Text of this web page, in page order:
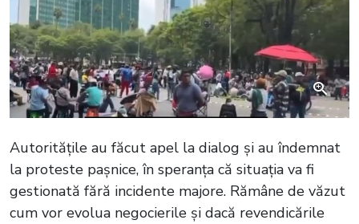
Autoritățile au făcut apel la dialog și au îndemnat
la proteste pașnice, în speranța că situația va fi
gestionată fără incidente majore. Rămâne de văzut
cum vor evolua negocierile și dacă revendicările